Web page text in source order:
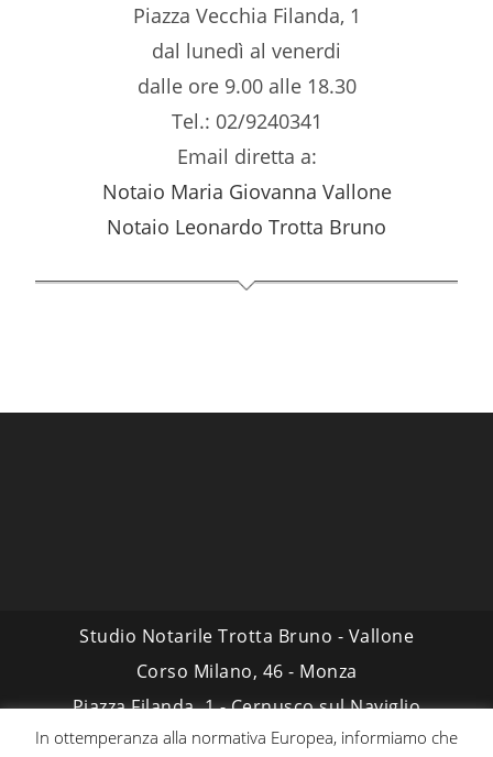
Piazza Vecchia Filanda, 1
dal lunedì al venerdi
dalle ore 9.00 alle 18.30
Tel.: 02/9240341
Email diretta a:
Notaio Maria Giovanna Vallone
Notaio Leonardo Trotta Bruno
Studio Notarile Trotta Bruno - Vallone
Corso Milano, 46 - Monza
Piazza Filanda, 1 - Cernusco sul Naviglio
NOTAIO TROTTA BRUNO -NOTAIO VALLONE
In ottemperanza alla normativa Europea, informiamo che